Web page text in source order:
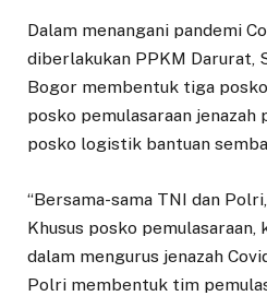
Dalam menangani pandemi
diberlakukan PPKM Darurat,
Bogor membentuk tiga
posko pemulasaraan jenazah
posko logistik bantuan
“Bersama-sama TNI dan
Khusus posko pemulasaraan,
dalam mengurus jenazah
Polri membentuk tim